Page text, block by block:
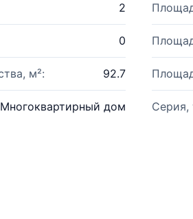
2
0
м²: 92.7
Многоквартирный дом Серия,